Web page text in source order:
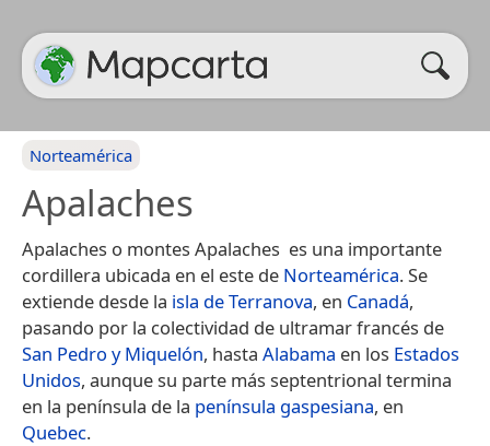
Norteamérica
Apalaches
Apalaches o montes Apalaches ​ es una importante
cordillera ubicada en el este de Norteamérica. Se
extiende desde la isla de Terranova, en Canadá,
pasando por la colectividad de ultramar francés de
San Pedro y Miquelón, hasta Alabama en los Estados
Unidos, aunque su parte más septentrional termina
en la península de la península gaspesiana, en
Quebec.